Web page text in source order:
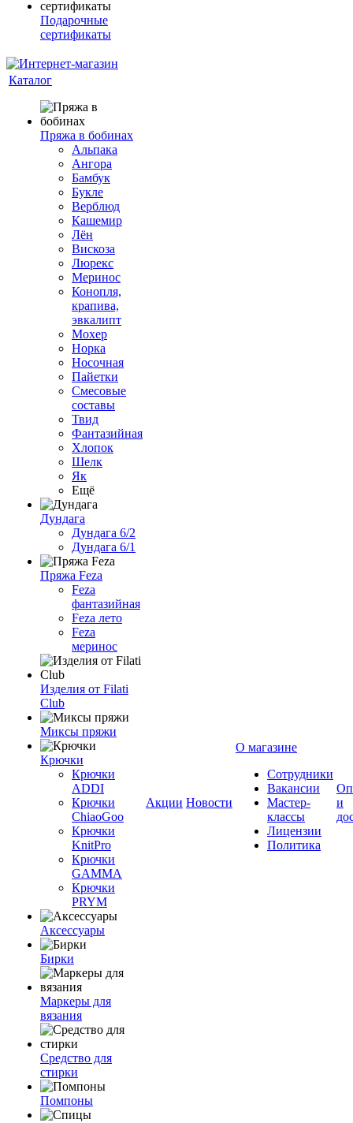
Подарочные
сертификаты
Каталог
Пряжа в бобинах
Альпака
Ангора
Бамбук
Букле
Верблюд
Кашемир
Лён
Вискоза
Люрекс
Меринос
Конопля,
крапива,
эвкалипт
Мохер
Норка
Носочная
Пайетки
Смесовые
составы
Твид
Фантазийная
Хлопок
Шелк
Як
Ещё
Дундага
Дундага 6/2
Дундага 6/1
Пряжа Feza
Feza
фантазийная
Feza лето
Feza
меринос
Изделия от Filati
Club
Миксы пряжи
Крючки
Крючки
ADDI
Крючки
ChiaoGoo
Крючки
KnitPro
Крючки
GAMMA
Крючки
PRYM
Аксессуары
Бирки
Маркеры для
вязания
Средство для
стирки
Помпоны
Акции Новости
О магазине
Сотрудники
Вакансии
Мастер-
классы
Лицензии
Политика
и